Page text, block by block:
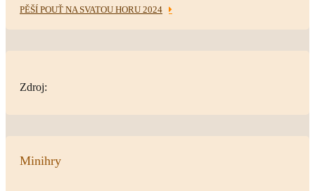
PĚŠÍ POUŤ NA SVATOU HORU 2024
Zdroj:
Minihry